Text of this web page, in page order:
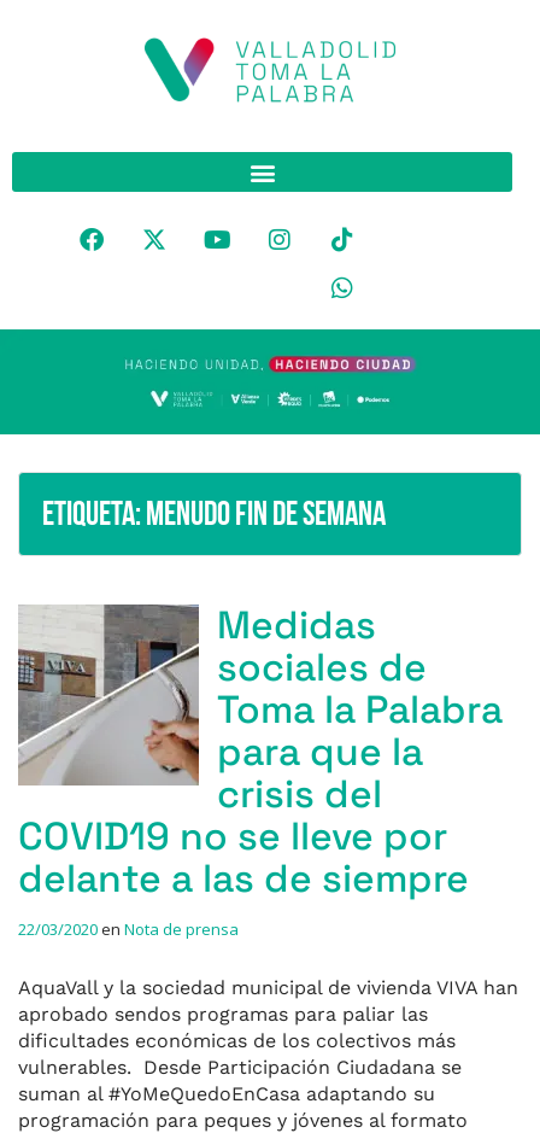
Etiqueta:menudo fin de semana
Medidas
sociales de
Toma la Palabra
para que la
crisis del
COVID19 no se lleve por
delante a las de siempre
22/03/2020en Nota de prensa
AquaVall y la sociedad municipal de vivienda VIVA han
aprobado sendos programas para paliar las
dificultades económicas de los colectivos más
vulnerables. Desde Participación Ciudadana se
suman al #YoMeQuedoEnCasa adaptando su
programación para peques y jóvenes al formato